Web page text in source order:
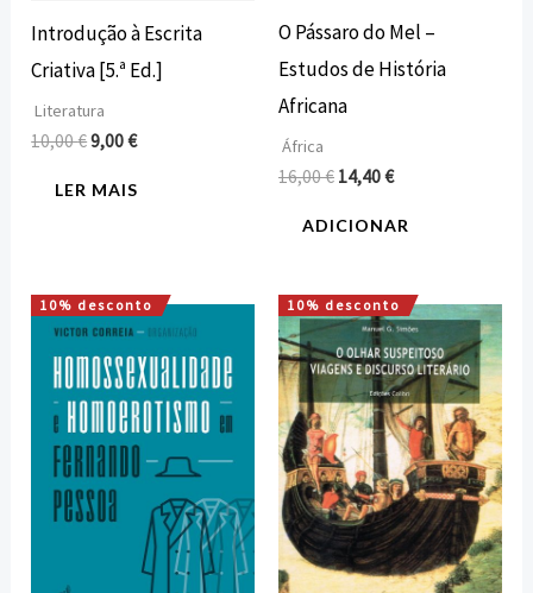
Introdução à Escrita
Criativa [5.ª Ed.]
Literatura
10,00€9,00€
LER MAIS
O Pássaro do Mel –
Estudos de História
Africana
África
16,00€ 14,40€
ADICIONAR
10% desconto
O
preço
original
era:
20,00 €.
O
preço
atual
é:
18,00 €.
10% desconto
O
preço
original
era:
10,50 €.
O
preço
atual
é:
9,45 €.